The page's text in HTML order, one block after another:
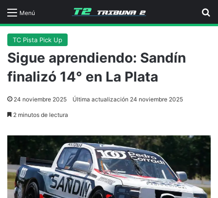
Menú
TC Pista Pick Up
Sigue aprendiendo: Sandín
finalizó 14° en La Plata
24 noviembre 2025 Última actualización 24 noviembre 2025
2 minutos de lectura